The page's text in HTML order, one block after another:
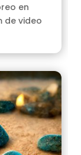
en
de video